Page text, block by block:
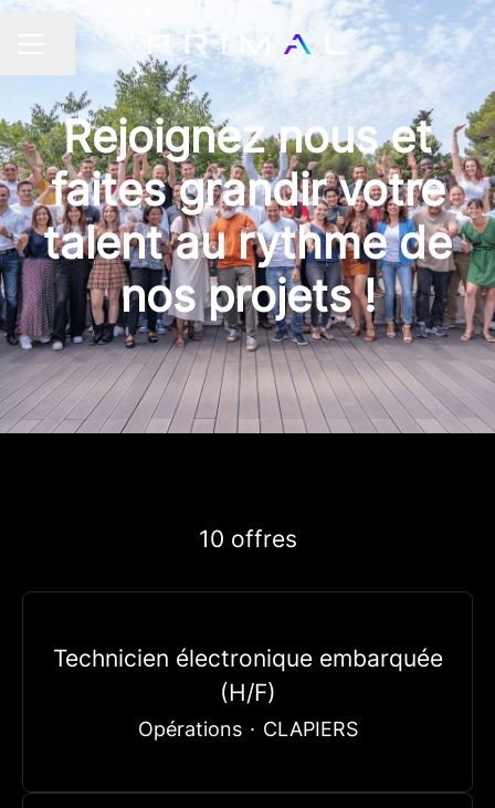
MENU CARRIÈRE
Partager la page
Rejoignez nous et
faites grandir votre
talent au rythme de
nos projets !
10 offres
Technicien électronique embarquée
(H/F)
Opérations · CLAPIERS